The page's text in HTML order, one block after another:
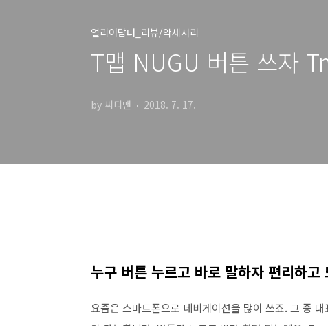
얼리어답터_리뷰/악세서리
T맵 NUGU 버튼 쓰자
by 씨디맨 2018. 7. 17.
누구 버튼 누르고 바로 말하자 편리하고
요즘은 스마트폰으로 네비게이션을 많이 쓰죠. 그 중